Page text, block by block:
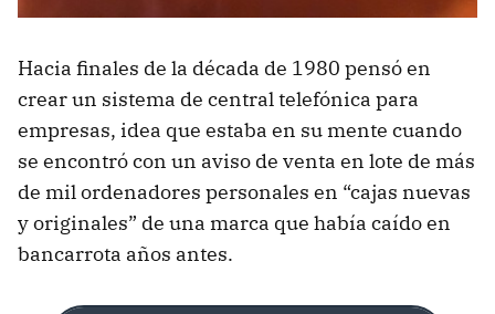
Hacia finales de la década de 1980 pensó en
crear un sistema de central telefónica para
empresas, idea que estaba en su mente cuando
se encontró con un aviso de venta en lote de más
de mil ordenadores personales en “cajas nuevas
y originales” de una marca que había caído en
bancarrota años antes.